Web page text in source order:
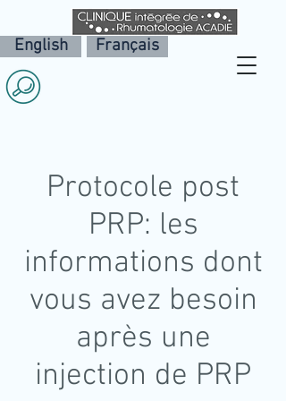
Français
English
Protocole post
PRP: les
informations dont
vous avez besoin
après une
injection de PRP